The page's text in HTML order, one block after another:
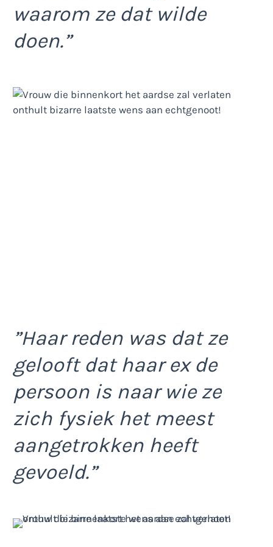
waarom ze dat wilde
doen.”
”Haar reden was dat ze
gelooft dat haar ex de
persoon is naar wie ze
zich fysiek het meest
aangetrokken heeft
gevoeld.”